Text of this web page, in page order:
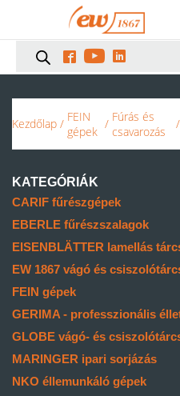
  
Kezdőlap / FEIN
gépek / Fúrás és
csavarozás
/
KATEGÓRIÁK
CARIF fűrészgépek
EBERLE fűrészszalagok
EISENBLÄTTER lamellás
EW 1867 vágó és
FEIN gépek
GERIMA - professzionális
GLOBE vágó- és
MARINGER ipari sorjázás
NKO éllemunkáló gépek